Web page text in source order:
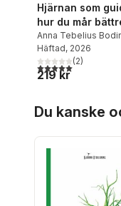
Hjärnan som
hur du mår
förstår bättre
bättre val
Anna Tebelius
Häftad, 2026
5,0utav 5 stjärnor.
(2)
219 kr
Du kanske